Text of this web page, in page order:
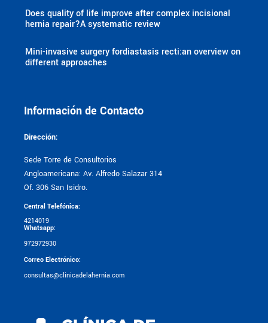
Información de Contacto
Dirección:
Sede Torre de Consultorios
Angloamericana: Av. Alfredo Salazar 314
Of. 306 San Isidro.
Central Telefónica:
4214019
Whatsapp:
972972930
Correo Electrónico:
consultas@clinicadelahernia.com
Does quality of life improve after complex incisional
hernia repair?A systematic review
Mini-invasive surgery fordiastasis recti:an overview on
different approaches